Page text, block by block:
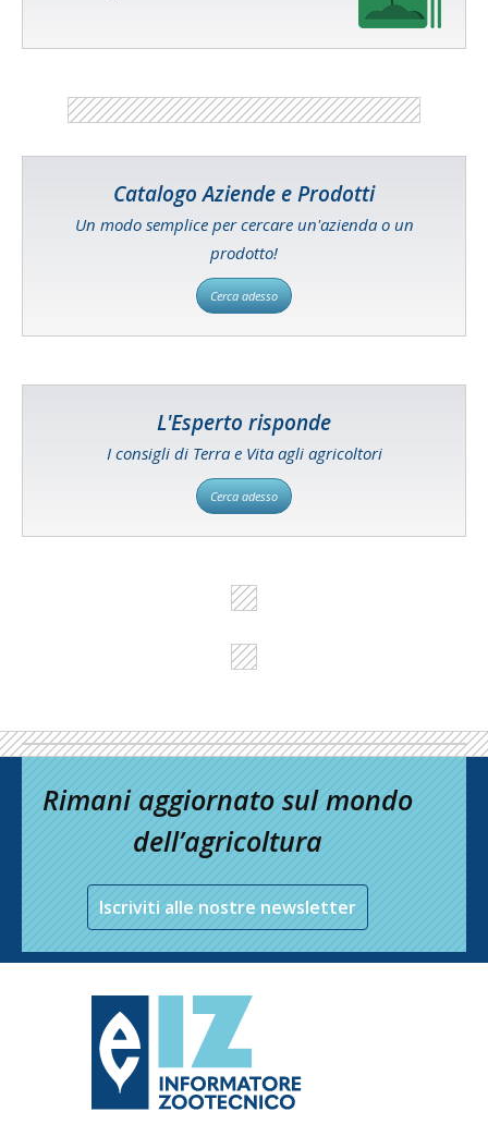
Catalogo Aziende e Prodotti
Un modo semplice per cercare un'azienda o un
prodotto!
Cerca adesso
L'Esperto risponde
I consigli di Terra e Vita agli agricoltori
Cerca adesso
Rimani aggiornato sul mondo
dell’agricoltura
Iscriviti alle nostre newsletter